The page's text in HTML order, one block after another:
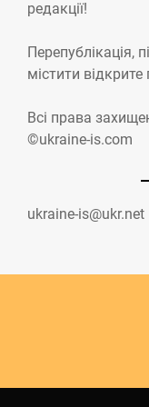
редакції!
Перепублікація,
містити
Всі права
©ukraine-is.com
ukraine-is@ukr.net